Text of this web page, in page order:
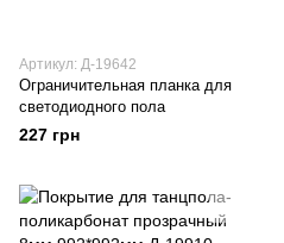
Артикул: Д-19642
Ограничительная планка для
светодиодного пола
227 грн